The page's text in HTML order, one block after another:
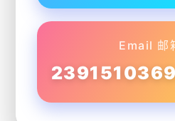
Email 邮